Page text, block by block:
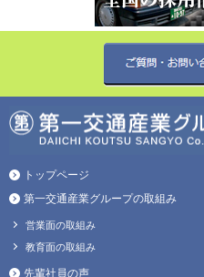
トップページ
第一交通産業グループの取組み
営業面の取組み
教育面の取組み
先輩社員の声